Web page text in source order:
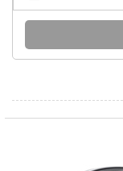
타이핑
e컴팩트
도마